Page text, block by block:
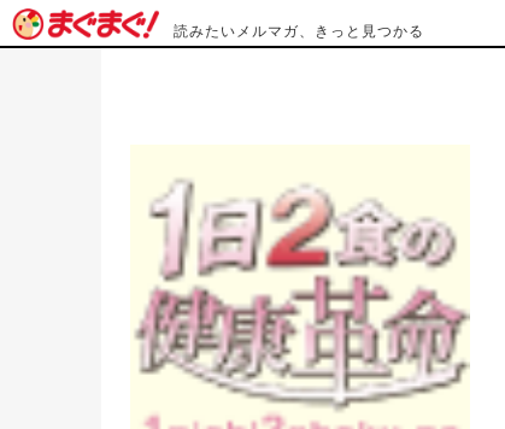
読みたいメルマガ、きっと見つかる